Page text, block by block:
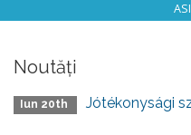
Noutăți
Iun 20th Jótékonysági